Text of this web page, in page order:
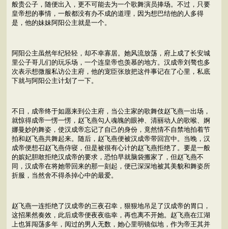
般贵公子，随便出入，更不可能去为一个歌舞演员捧场。不过，只要
皇帝想的事情，一般都没有办不成的道理，因为想巴结他的人多得
是，他的妹妹阿阳公主就是一个。
阿阳公主虽然年纪轻轻，却不幸寡居。她风流放荡，府上成了长安城
里公子哥儿们的玩乐场，一个连皇帝也羡慕的地方。汉成帝刘骜也多
次表示想微服私访公主府，他的宠臣张放把这件事记在了心里，私底
下就与阿阳公主计划了一下。
不日，成帝终于如愿来到公主府，当公主家的歌舞伎赵飞燕一出场，
就惊得成帝一愣一愣，赵飞燕勾人魂魄的眼神、清丽动人的歌喉、婀
娜曼妙的舞姿，使汉成帝忘记了自己的身份，竟然情不自禁地拍着节
拍和赵飞燕共舞起来。随后，赵飞燕便被汉成帝带回宫中。当晚，汉
成帝便想召赵飞燕侍寝，但是被很有心计的赵飞燕拒绝了。要是一般
的嫔妃胆敢拒绝汉成帝的要求，恐怕早就脑袋搬家了，但赵飞燕不
同，汉成帝在将她带回来的那一刻起，便已深深地被其美貌和舞姿所
折服，当然舍不得杀掉心中的最爱。
赵飞燕一连拒绝了汉成帝的三夜召幸，狠狠地吊足了汉成帝的胃口，
这招果然奏效，此后成帝便夜夜临幸，再也离不开她。赵飞燕在江湖
上也算闯荡多年，阅过的男人无数，她心里明镜似地，作为帝王其并